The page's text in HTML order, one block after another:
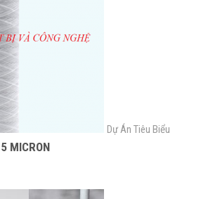
Dự Án Tiêu Biểu
MICRON